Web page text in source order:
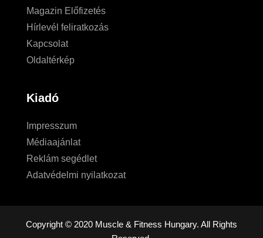
Magazin Előfizetés
Hírlevél feliratkozás
Kapcsolat
Oldaltérkép
Kiadó
Impresszum
Médiaajánlat
Reklám segédlet
Adatvédelmi nyilatkozat
Copyright © 2020 Muscle & Fitness Hungary. All Rights